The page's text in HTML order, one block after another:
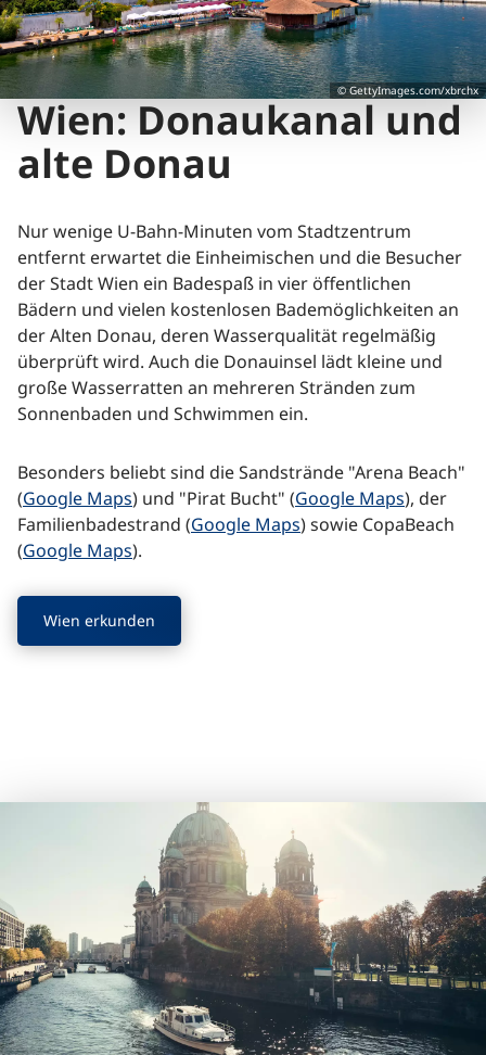
Wien: Donaukanal und
alte Donau
Nur wenige U-Bahn-Minuten vom Stadtzentrum
entfernt erwartet die Einheimischen und die Besucher
der Stadt Wien ein Badespaß in vier öffentlichen
Bädern und vielen kostenlosen Bademöglichkeiten an
der Alten Donau, deren Wasserqualität regelmäßig
überprüft wird. Auch die Donauinsel lädt kleine und
große Wasserratten an mehreren Stränden zum
Sonnenbaden und Schwimmen ein.
Besonders beliebt sind die Sandstrände "Arena Beach"
(Google Maps) und "Pirat Bucht" (Google Maps), der
Familienbadestrand (Google Maps) sowie CopaBeach
(Google Maps).
Wien erkunden
© GettyImages.com/xbrchx